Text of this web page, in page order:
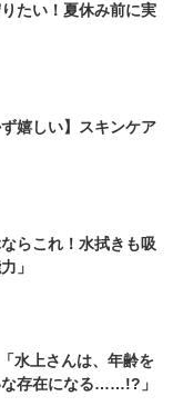
たい！夏休み前に実
嬉しい】スキンケア
らこれ！水拭きも吸
」
水上さんは、年齢を
な存在になる……!?」